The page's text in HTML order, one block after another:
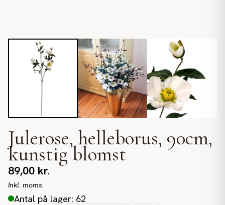
Julerose, helleborus, 90cm,
kunstig blomst
89,00 kr.
Inkl. moms.
Antal på lager: 62